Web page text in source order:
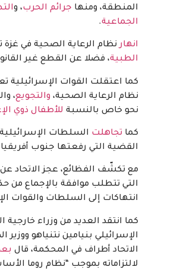
المنطقة، ومنها جرائم الحرب، و
الجماعية.
انهارنظام الرعاية الصحية في غزة
الطبية، فضلا عن القطع غير
كما اعتقلت القوات الإسرائيلية
نظام الرعاية الصحية، والتجويع،
نحو خاص بالنسبة للأطفال ذوي
كما تجاهلت السلطات الإسرائيلية
القضية التي رفعتها جنوب أفريقيا
مع تكشّف الفظائع، عجز الاتحاد
انتهاكات إلى السلطات والقوات
كما انتقد العديد من وزراء خارجية
الإسرائيلي بنيامين نتنياهو
الاتحاد أطراف في المحكمة، قال
لالتزاماته بموجب “نظام روما